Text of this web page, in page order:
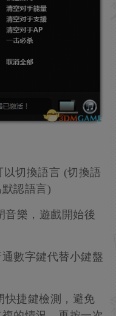
切換語言 (切換語
認語言)
音樂，遊戲開始後
數字鍵代替小鍵盤
快捷鍵檢測，避免